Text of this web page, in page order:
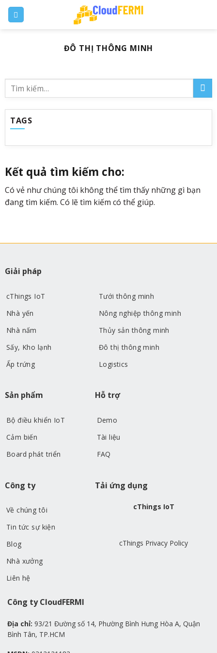
Skip
ĐÔ THỊ THÔNG MINH
Kết quả tìm kiếm cho:
Có vẻ như chúng tôi không thể tìm thấy những gì bạn
đang tìm kiếm. Có lẽ tìm kiếm có thể giúp.
TAGS
Giải pháp
cThings IoT
Nhà yến
Nhà nấm
Sấy, Kho lạnh
Ấp trứng
Tưới thông minh
Nông nghiệp thông minh
Thủy sản thông minh
Đô thị thông minh
Logistics
Sản phẩm
Bộ điều khiển IoT
Cảm biến
Board phát triển
Hỗ trợ
Demo
Tài liệu
FAQ
Công ty
Về chúng tôi
Tin tức sự kiện
Blog
Nhà xưởng
Liên hệ
Tải ứng dụng
cThings IoT
cThings Privacy Policy
Công ty CloudFERMI
Địa chỉ: 93/21 Đường số 14, Phường Bình Hưng Hòa A, Quận
Bình Tân, TP.HCM